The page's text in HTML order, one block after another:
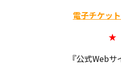
電子チケット
★
『公式Web